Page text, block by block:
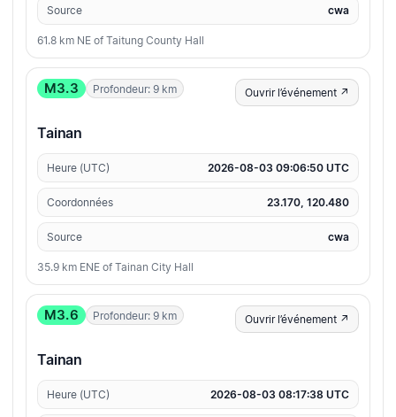
Source cwa
61.8 km NE of Taitung County Hall
M3.3 Profondeur: 9 km Ouvrir l’événement ↗
Tainan
Heure (UTC) 2026-08-03 09:06:50 UTC
Coordonnées 23.170, 120.480
Source cwa
35.9 km ENE of Tainan City Hall
M3.6 Profondeur: 9 km Ouvrir l’événement ↗
Tainan
Heure (UTC) 2026-08-03 08:17:38 UTC